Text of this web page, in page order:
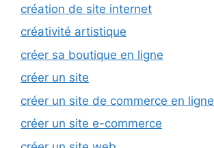
création de site internet
créativité artistique
créer sa boutique en ligne
créer un site
créer un site de commerce en ligne
créer un site e-commerce